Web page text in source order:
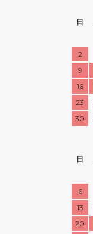
日
2
9
16
23
30
日
6
13
20